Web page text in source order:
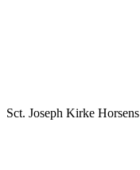
Sct. Joseph Kirke Horsens